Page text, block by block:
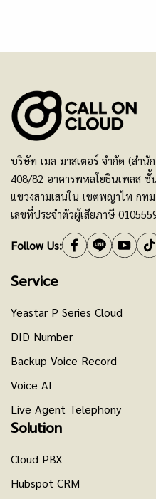
บริษัท เมล มาสเตอร์ จำกัด (สำนั
408/82 อาคารพหลโยธินเพลส
แขวงสามเสนใน เขตพญาไท กท
เลขที่ประจำตัวผู้เสียภาษี
Follow Us:
Service
Yeastar P Series Cloud
DID Number
Backup Voice Record
Voice AI
Live Agent Telephony
Solution
Cloud PBX
Hubspot CRM